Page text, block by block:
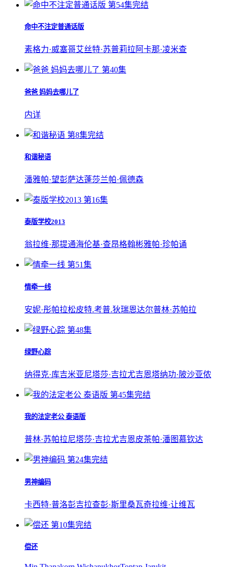
第54集完结
命中不注定普通话版
素格力·威塞哥艾丝特·苏普莉拉 阿卡那·凌米查
第40集
爸爸 妈妈去哪儿了
内详
第8集完结
和谐秘语
潘雅帕·望彭萨达蓬莎兰帕·佩德森
第16集
泰版学校2013
翁拉维·那提通海伦基·查昂格翰彬雅帕·珍帕诵
第51集
情牵一线
安妮·彤帕拉松皮特.考普.狄瑞恩达尔普林·苏帕拉
第48集
绿野心踪
纳得克·库吉米亚尼塔莎·吉拉尤吉恩塔纳功·陂沙亚侬
第45集完结
我的法定老公 泰语版
普林·苏帕拉尼塔莎·吉拉尤吉恩皮茶帕·潘图慕钦达
第24集完结
男神编码
卡西特·普洛彭吉拉查彭·斯里桑瓦奇拉维·让维瓦
第10集完结
偿还